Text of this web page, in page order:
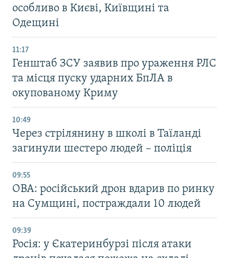
особливо в Києві, Київщині та
Одещині
11:17
Генштаб ЗСУ заявив про ураження РЛС
та місця пуску ударних БпЛА в
окупованому Криму
10:49
Через стрілянину в школі в Таїланді
загинули шестеро людей – поліція
09:55
ОВА: російський дрон вдарив по ринку
на Сумщині, постраждали 10 людей
09:39
Росія: у Єкатеринбурзі після атаки